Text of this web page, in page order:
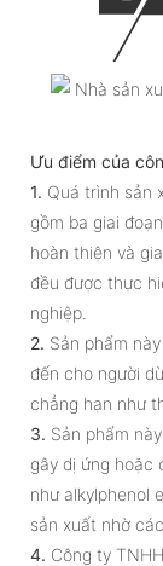
Ưu điểm của
1. Quá trình sản
gồm ba giai
hoàn thiện và
đều được thực
nghiệp.
2. Sản phẩm
đến cho người
chẳng hạn như
3. Sản phẩm
gây dị ứng hoặc
như alkylphenol
sản xuất nhờ
4. Công ty